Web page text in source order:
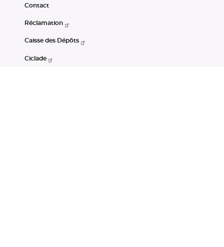
Contact
Réclamation
Caisse des Dépôts
Ciclade